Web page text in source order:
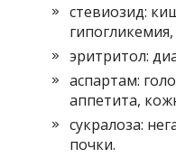
стевиозид:
эритритол:
аспартам:
аппетита,
сукралоза:
почки.